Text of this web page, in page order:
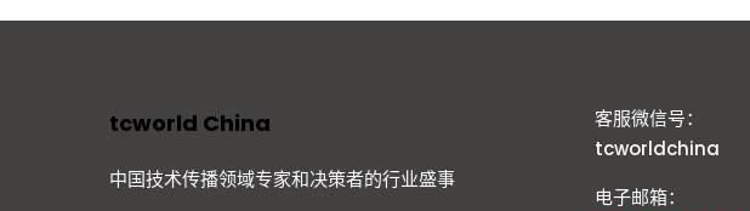
tcworld China
中国技术传播领域专家和决策者的行业盛事
客服微信号：
tcworldchina
电子邮箱：